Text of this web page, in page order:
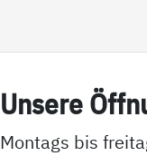
Un­se­re
Montags bis